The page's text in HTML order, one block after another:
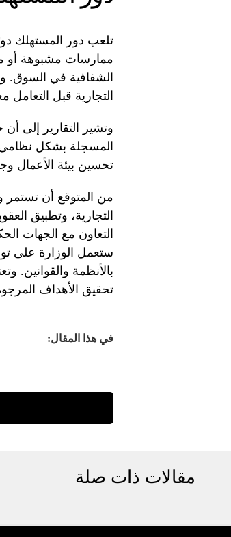
تلعب دور المستهلك
ممارسات مشبوهة أو
الشفافية في السوق.
التجارية قبل التعامل
وتشير التقارير إلى
المسجلة بشكل
تحسين بيئة الأعمال
من المتوقع أن تستمر
التجارية، وتطبيق
التعاون مع الجهات
ستعمل الوزارة على
بالأنظمة والقوانين.
تحقيق الأهداف
في هذا المقال:
مقالات ذات صلة